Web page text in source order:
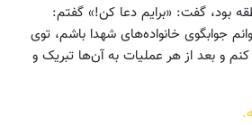
بود، گفت: «برایم دعا کن!» گفتم:
جوابگوی خانواده‌های شهدا باشم، توی
و بعد از هر عملیات به آن‌ها تبریک و